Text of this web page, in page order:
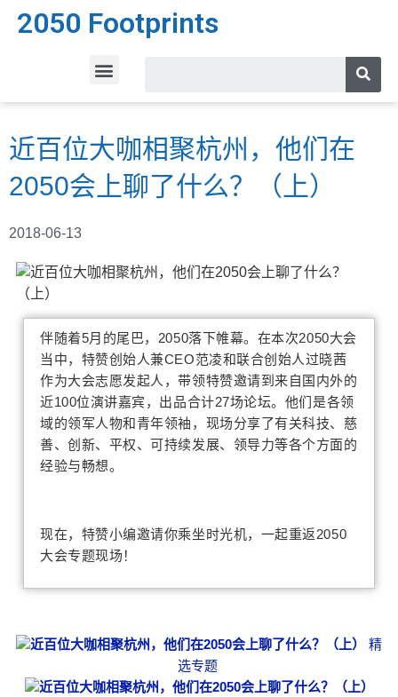
2050 Footprints
近百位大咖相聚杭州，他们在
2050会上聊了什么？（上）
2018-06-13
伴随着5月的尾巴，2050落下帷幕。在本次2050大会
当中，特赞创始人兼CEO范凌和联合创始人过晓茜
作为大会志愿发起人，带领特赞邀请到来自 国内外的
近100位演讲嘉宾，出品合计27场论坛。 他们是各领
域的领军人物和青年领袖，现场分享了有关科技、慈
善、创新、平权、可持续发展、领导力等各个方面的
经验与畅想。
现在， 特赞小编邀请你乘坐时光机，一起重返2050
大会专题现场！
精
选专题